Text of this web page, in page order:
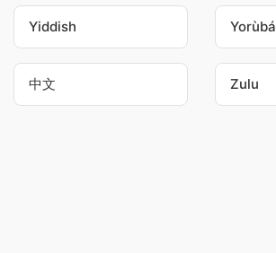
Yiddish Yorùbá
中文 Zulu